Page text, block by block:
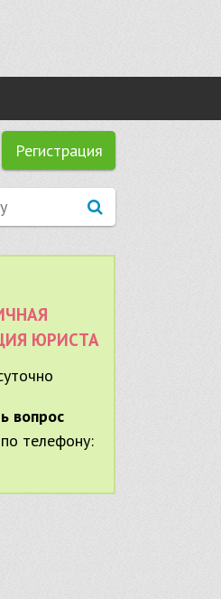
Регистрация
ЮРИСТА
вопрос
телефону: